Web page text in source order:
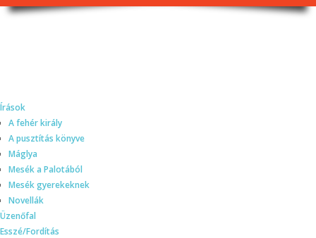
Írások
A fehér király
A pusztítás könyve
Máglya
Mesék a Palotából
Mesék gyerekeknek
Novellák
Üzenőfal
Esszé/Fordítás